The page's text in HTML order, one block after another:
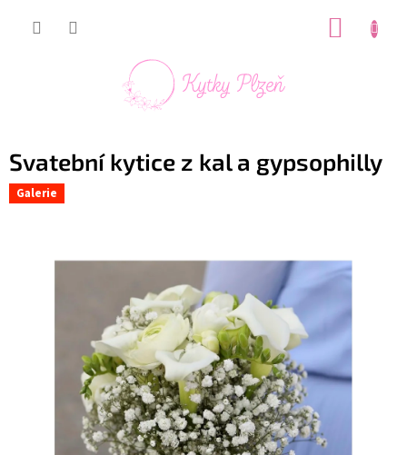
Svatební kytice z kal a gypsophilly
Galerie